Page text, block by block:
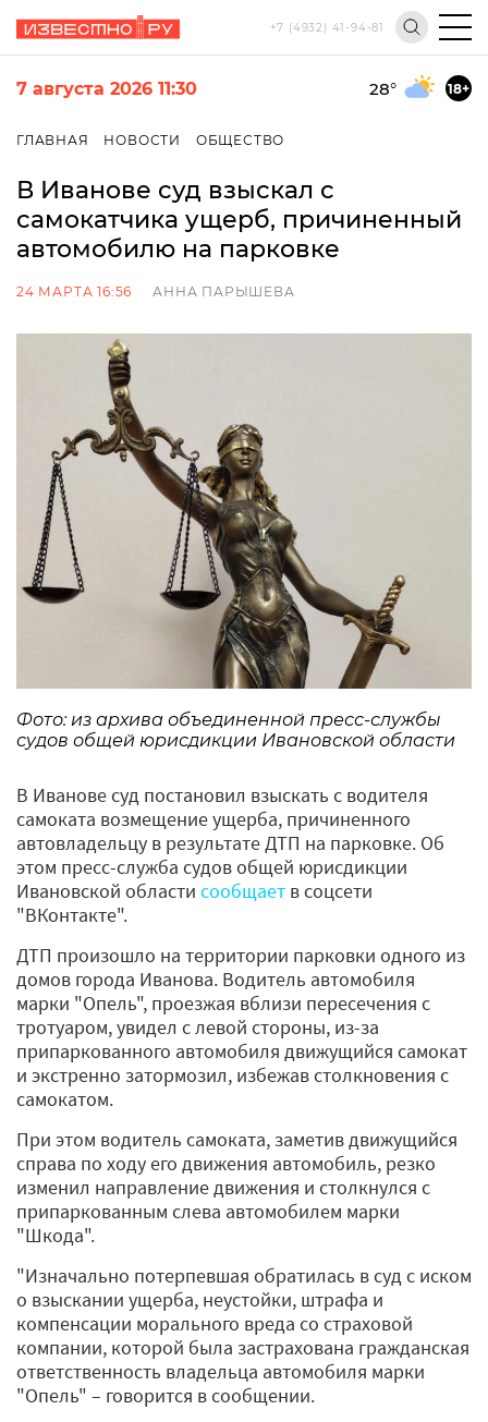
+7 (4932) 41-94-81
7 августа 2026 11:30 28° 18+
ГЛАВНАЯ НОВОСТИ ОБЩЕСТВО
В Иванове суд взыскал с
самокатчика ущерб, причиненный
автомобилю на парковке
24 МАРТА 16:56 АННА ПАРЫШЕВА
Фото: из архива объединенной пресс-службы
судов общей юрисдикции Ивановской области
В Иванове суд постановил взыскать с водителя
самоката возмещение ущерба, причиненного
автовладельцу в результате ДТП на парковке. Об
этом пресс-служба судов общей юрисдикции
Ивановской области сообщает в соцсети
"ВКонтакте".
ДТП произошло на территории парковки одного из
домов города Иванова. Водитель автомобиля
марки "Опель", проезжая вблизи пересечения с
тротуаром, увидел с левой стороны, из-за
припаркованного автомобиля движущийся самокат
и экстренно затормозил, избежав столкновения с
самокатом.
При этом водитель самоката, заметив движущийся
справа по ходу его движения автомобиль, резко
изменил направление движения и столкнулся с
припаркованным слева автомобилем марки
"Шкода".
"Изначально потерпевшая обратилась в суд с иском
о взыскании ущерба, неустойки, штрафа и
компенсации морального вреда со страховой
компании, которой была застрахована гражданская
ответственность владельца автомобиля марки
"Опель" – говорится в сообщении.